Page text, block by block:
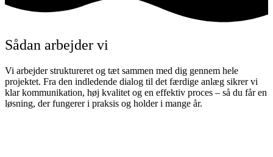
Sådan arbejder vi
Vi arbejder struktureret og tæt sammen med dig gennem hele
projektet. Fra den indledende dialog til det færdige anlæg sikrer vi
klar kommunikation, høj kvalitet og en effektiv proces – så du får en
løsning, der fungerer i praksis og holder i mange år.